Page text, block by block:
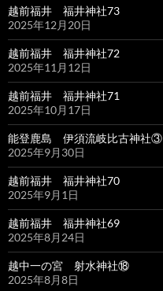
越前福井 福井神社73
2025年12月20日
越前福井 福井神社72
2025年11月12日
越前福井 福井神社71
2025年10月17日
能登鹿島 伊須流岐比古神社③
2025年9月30日
越前福井 福井神社70
2025年9月1日
越前福井 福井神社69
2025年8月24日
越中一の宮 射水神社⑱
2025年8月8日